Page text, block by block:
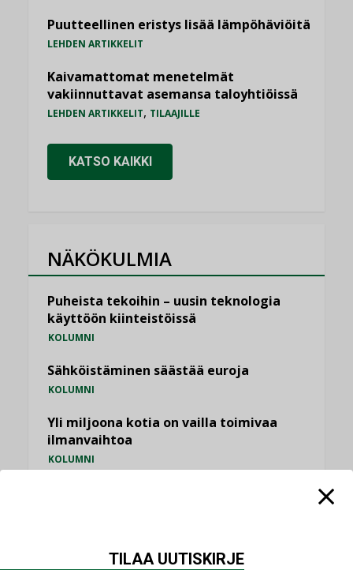
Puutteellinen eristys lisää lämpöhäviöitä
LEHDEN ARTIKKELIT
Kaivamattomat menetelmät
vakiinnuttavat asemansa taloyhtiöissä
LEHDEN ARTIKKELIT, TILAAJILLE
KATSO KAIKKI
NÄKÖKULMIA
Puheista tekoihin – uusin teknologia
käyttöön kiinteistöissä
KOLUMNI
Sähköistäminen säästää euroja
KOLUMNI
Yli miljoona kotia on vailla toimivaa
ilmanvaihtoa
KOLUMNI
Vesi- ja viemärimitoittaminen on
TILAA UUTISKIRJE